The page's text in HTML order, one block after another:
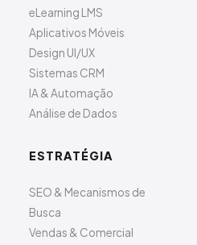
eLearning LMS
Aplicativos Móveis
Design UI/UX
Sistemas CRM
IA & Automação
Análise de Dados
ESTRATÉGIA
SEO & Mecanismos de
Busca
Vendas & Comercial